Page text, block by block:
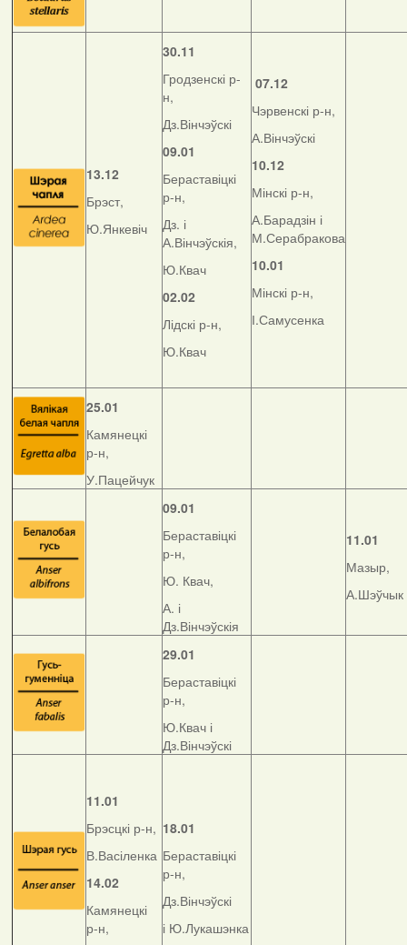
13.12
Брэст,
Ю.Янкевіч
30.11
Гродзенскі р-
н,
Дз.Вінчэўскі
09.01
Бераставіцкі
р-н,
Дз. і
А.Вінчэўскія,
Ю.Квач
02.02
Лідскі р-н,
Ю.Квач
07.12
Чэрвенскі р-н,
А.Вінчэўскі
10.12
Мінскі р-н,
А.Барадзін і
М.Серабракова
10.01
Мінскі р-н,
І.Самусенка
25.01
Камянецкі
р-н,
У.Пацейчук
09.01
Бераставіцкі
р-н,
Ю. Квач,
А. і
Дз.Вінчэўскія
11.01
Мазыр,
А.Шэўчык
29.01
Бераставіцкі
р-н,
Ю.Квач і
Дз.Вінчэўскі
11.01
Брэсцкі р-н,
В.Васіленка
14.02
Камянецкі
р-н,
18.01
Бераставіцкі
р-н,
Дз.Вінчэўскі
і Ю.Лукашэнка